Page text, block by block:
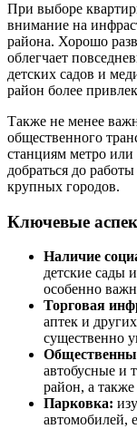
При выборе
внимание на
района. Хорошо
облегчает
детских садов и
район более
Также не менее
общественного
станциям метро или
добраться до
крупных городов.
Ключевые
Наличие
детские сады
особенно
Торговая
аптек и
существенно
автобусные и
район, а
Парковка:
автомобилей,